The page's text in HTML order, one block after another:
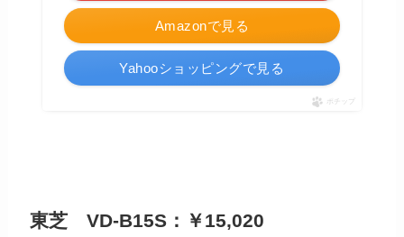
Amazonで見る
Yahooショッピングで見る
ポチップ
東芝 VD-B15S：￥15,020